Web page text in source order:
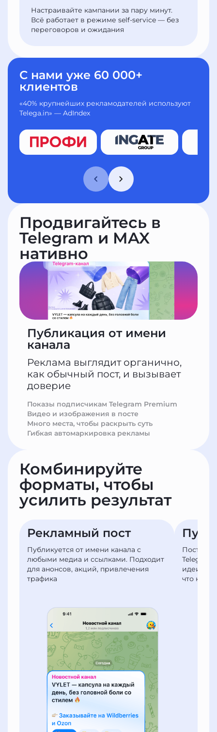
Настраивайте кампании за пару минут.
Всё работает в режиме self-service — без
переговоров и ожидания
С нами уже 60 000+
клиентов
«40% крупнейших рекламодателей используют
Telega.in» — AdIndex
Продвигайтесь в
Telegram и MAX
нативно
Публикация от имени
канала
Реклама выглядит органично,
как обычный пост, и вызывает
доверие
Показы подписчикам Telegram Premium
Видео и изображения в посте
Много места, чтобы раскрыть суть
Гибкая автомаркировка рекламы
Комбинируйте
форматы, чтобы
усилить результат
Рекламный пост
Публикуется от имени канала с
любыми медиа и ссылками. Подходит
для анонсов, акций, привлечения
трафика
Пост в
идеи,
что